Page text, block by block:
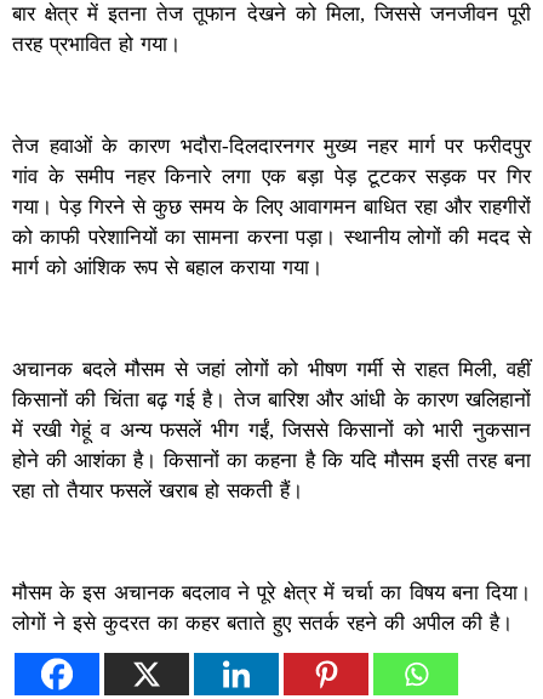
बार क्षेत्र में इतना तेज तूफान देखने को मिला, जिससे जनजीवन पूरी
तरह प्रभावित हो गया।
तेज हवाओं के कारण भदौरा-दिलदारनगर मुख्य नहर मार्ग पर फरीदपुर
गांव के समीप नहर किनारे लगा एक बड़ा पेड़ टूटकर सड़क पर गिर
गया। पेड़ गिरने से कुछ समय के लिए आवागमन बाधित रहा और राहगीरों
को काफी परेशानियों का सामना करना पड़ा। स्थानीय लोगों की मदद से
मार्ग को आंशिक रूप से बहाल कराया गया।
अचानक बदले मौसम से जहां लोगों को भीषण गर्मी से राहत मिली, वहीं
किसानों की चिंता बढ़ गई है। तेज बारिश और आंधी के कारण खलिहानों
में रखी गेहूं व अन्य फसलें भीग गईं, जिससे किसानों को भारी नुकसान
होने की आशंका है। किसानों का कहना है कि यदि मौसम इसी तरह बना
रहा तो तैयार फसलें खराब हो सकती हैं।
मौसम के इस अचानक बदलाव ने पूरे क्षेत्र में चर्चा का विषय बना दिया।
लोगों ने इसे कुदरत का कहर बताते हुए सतर्क रहने की अपील की है।